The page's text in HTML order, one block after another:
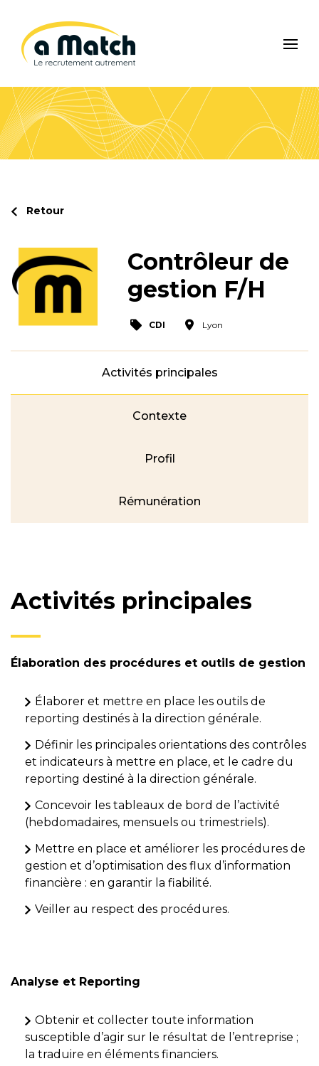
content
A Match
Le recrutement autrement
Retour
Contrôleur de
gestion F/H
CDI Lyon
Activités principales
Contexte
Profil
Rémunération
Activités principales
Élaboration des procédures et outils de gestion
Élaborer et mettre en place les outils de
reporting destinés à la direction générale.
Définir les principales orientations des contrôles
et indicateurs à mettre en place, et le cadre du
reporting destiné à la direction générale.
Concevoir les tableaux de bord de l’activité
(hebdomadaires, mensuels ou trimestriels).
Mettre en place et améliorer les procédures de
gestion et d’optimisation des flux d’information
financière : en garantir la fiabilité.
Veiller au respect des procédures.
Analyse et Reporting
Obtenir et collecter toute information
susceptible d’agir sur le résultat de l’entreprise ;
la traduire en éléments financiers.